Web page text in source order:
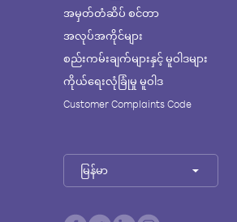
အမှတ်တံဆိပ် စင်တာ
အလုပ်အကိုင်များ
စည်းကမ်းချက်များနှင့် မူဝါဒများ
ကိုယ်ရေးလုံခြုံမှု မူဝါဒ
Customer Complaints Code
မြန်မာ